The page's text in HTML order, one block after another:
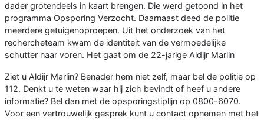
dader grotendeels in kaart brengen. Die werd getoond in het
programma Opsporing Verzocht. Daarnaast deed de politie
meerdere getuigenoproepen. Uit het onderzoek van het
rechercheteam kwam de identiteit van de vermoedelijke
schutter naar voren. Het gaat om de 22-jarige Aldijr Marlin
Ziet u Aldijr Marlin? Benader hem niet zelf, maar bel de politie op
112. Denkt u te weten waar hij zich bevindt of heef u andere
informatie? Bel dan met de opsporingstiplijn op 0800-6070.
Voor een vertrouwelijk gesprek kunt u contact opnemen met het